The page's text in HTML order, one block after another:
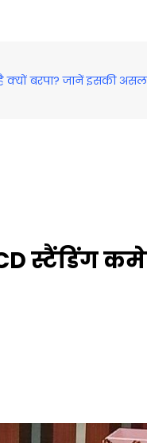
क्यों बरपा? जानें इसकी
स्टैंडिंग